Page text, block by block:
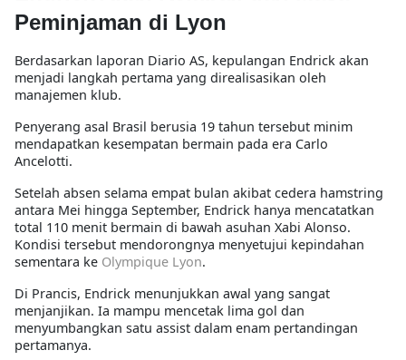
Peminjaman di Lyon
Berdasarkan laporan Diario AS, kepulangan Endrick akan
menjadi langkah pertama yang direalisasikan oleh
manajemen klub.
Penyerang asal Brasil berusia 19 tahun tersebut minim
mendapatkan kesempatan bermain pada era Carlo
Ancelotti.
Setelah absen selama empat bulan akibat cedera hamstring
antara Mei hingga September, Endrick hanya mencatatkan
total 110 menit bermain di bawah asuhan Xabi Alonso.
Kondisi tersebut mendorongnya menyetujui kepindahan
sementara ke Olympique Lyon.
Di Prancis, Endrick menunjukkan awal yang sangat
menjanjikan. Ia mampu mencetak lima gol dan
menyumbangkan satu assist dalam enam pertandingan
pertamanya.